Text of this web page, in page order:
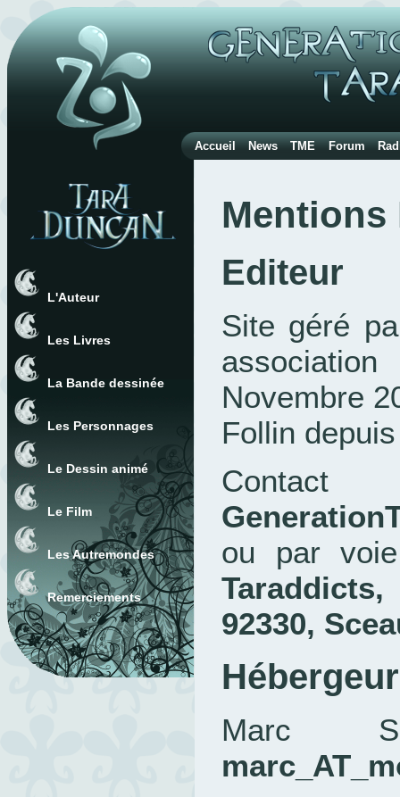
Accueil News TME Forum
L'Auteur
Les Livres
La Bande dessinée
Les Personnages
Le Dessin animé
Le Film
Les Autremondes
Remerciements
Mentions
Editeur
Site géré
Novembre
Follin
ou par
92330,
Hébergeur
Marc